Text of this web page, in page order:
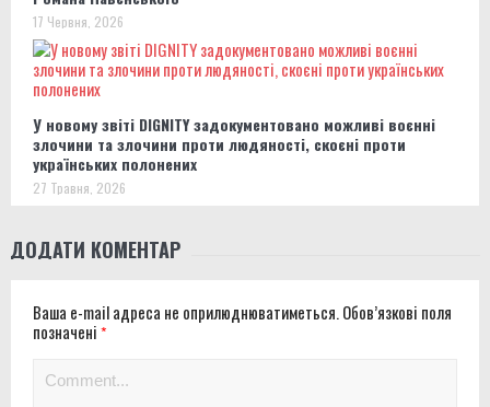
17 Червня, 2026
У новому звіті DIGNITY задокументовано можливі воєнні
злочини та злочини проти людяності, скоєні проти
українських полонених
27 Травня, 2026
ДОДАТИ КОМЕНТАР
Ваша e-mail адреса не оприлюднюватиметься.Обов’язкові поля
позначені*